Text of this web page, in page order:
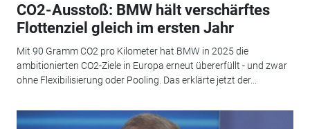
CO2-Ausstoß: BMW hält verschärftes
Flottenziel gleich im ersten Jahr
Mit 90 Gramm CO2 pro Kilometer hat BMW in 2025 die
ambitionierten CO2-Ziele in Europa erneut übererfüllt - und zwar
ohne Flexibilisierung oder Pooling. Das erklärte jetzt der...